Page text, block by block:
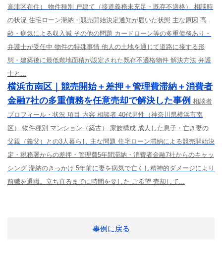
高津区在住） 物件種別 戸建て（接道義務未充足・既存不適格） 相談時
の状況 住宅ローン滞納・競売開始決定通知が届いた状態 主な原因 高
齢・病気による収入減 その他の問題 カードローン等の多重債務あり・
弁護士が受任中 物件の特殊事情 他人の土地を通じて道路に接する形
態・建築後に最低敷地面積が設定された既存不適格物件 解決方法 弁護
士と...
横浜市南区｜競売開始＋差押＋管理費滞納＋消費者
金融7社の多重債務を任意売却で解決した事例 相談者
プロフィール・状況 項目 内容 相談者 40代男性（神奈川県横浜市南
区） 物件種別 マンション（築古） 家族構成 成人した息子・亡き妻の
父親（義父）との3人暮らし 主な問題 住宅ローン滞納による競売開始決
定・税務署からの差押・管理費5年間滞納・消費者金融7社からのキャッ
シング 滞納のきっかけ 5年前に妻を病気で亡くし精神的ダメージにより
前職を退職。立ち直るまでに時間を要した ご希望 売却して...
事例に戻る